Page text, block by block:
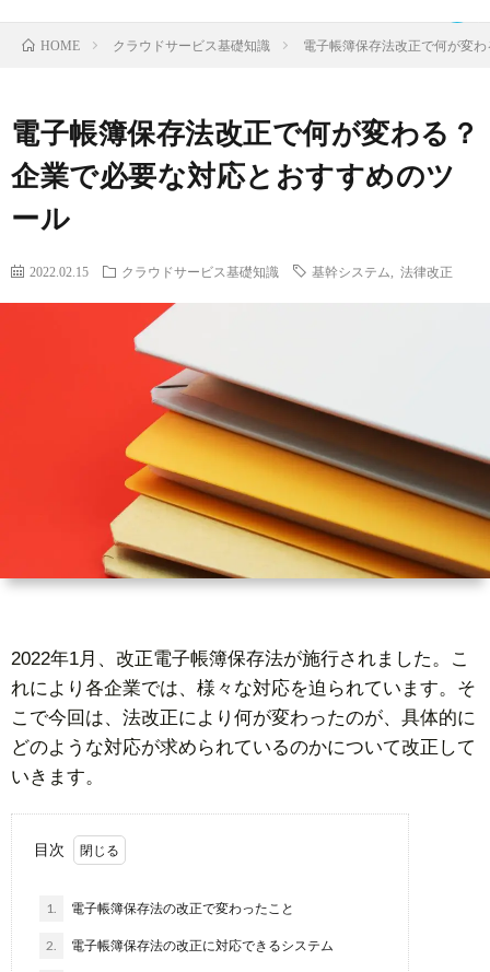
サ
ー
ビ
基
礎
営
者
情
お
問
い
わ
せ
HOME クラウドサービス基礎知識 電子帳簿保存法改正で何が変
電子帳簿保存法改正で何が変わる？
企業で必要な対応とおすすめのツ
ール
2022.02.15 クラウドサービス基礎知識 基幹システム 法律改正
2022年1月、改正電子帳簿保存法が施行されました。こ
れにより各企業では、様々な対応を迫られています。そ
こで今回は、法改正により何が変わったのが、具体的に
どのような対応が求められているのかについて改正して
いきます。
目次
1. 電子帳簿保存法の改正で変わったこと
2. 電子帳簿保存法の改正に対応できるシステム